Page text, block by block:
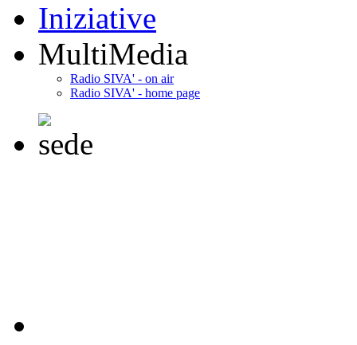
Iniziative
MultiMedia
Radio SIVA' - on air
Radio SIVA' - home page